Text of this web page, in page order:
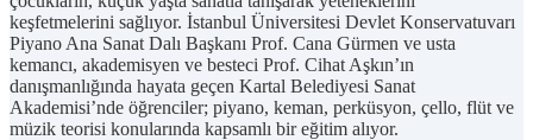
keşfetmelerini sağlıyor. İstanbul Üniversitesi Devlet Konservatuvarı
Piyano Ana Sanat Dalı Başkanı Prof. Cana Gürmen ve usta
kemancı, akademisyen ve besteci Prof. Cihat Aşkın’ın
danışmanlığında hayata geçen Kartal Belediyesi Sanat
Akademisi’nde öğrenciler; piyano, keman, perküsyon, çello, flüt ve
müzik teorisi konularında kapsamlı bir eğitim alıyor.